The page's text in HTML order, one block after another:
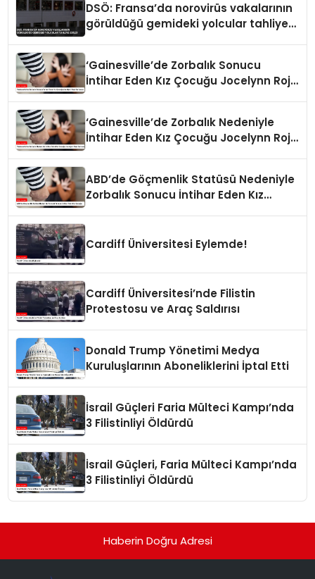
DSÖ: Fransa’da norovirüs vakalarının
görüldüğü gemideki yolcular tahliye
‘Gainesville’de Zorbalık Sonucu
İntihar Eden Kız Çocuğu Jocelynn Rojo
‘Gainesville’de Zorbalık Nedeniyle
İntihar Eden Kız Çocuğu Jocelynn Rojo
ABD’de Göçmenlik Statüsü Nedeniyle
Zorbalık Sonucu İntihar Eden Kız
Cardiff Üniversitesi Eylemde!
Cardiff Üniversitesi’nde Filistin
Protestosu ve Araç Saldırısı
Donald Trump Yönetimi Medya
Kuruluşlarının Aboneliklerini İptal Etti
İsrail Güçleri Faria Mülteci Kampı’nda
3 Filistinliyi Öldürdü
İsrail Güçleri, Faria Mülteci Kampı’nda
3 Filistinliyi Öldürdü
Haberin Doğru Adresi